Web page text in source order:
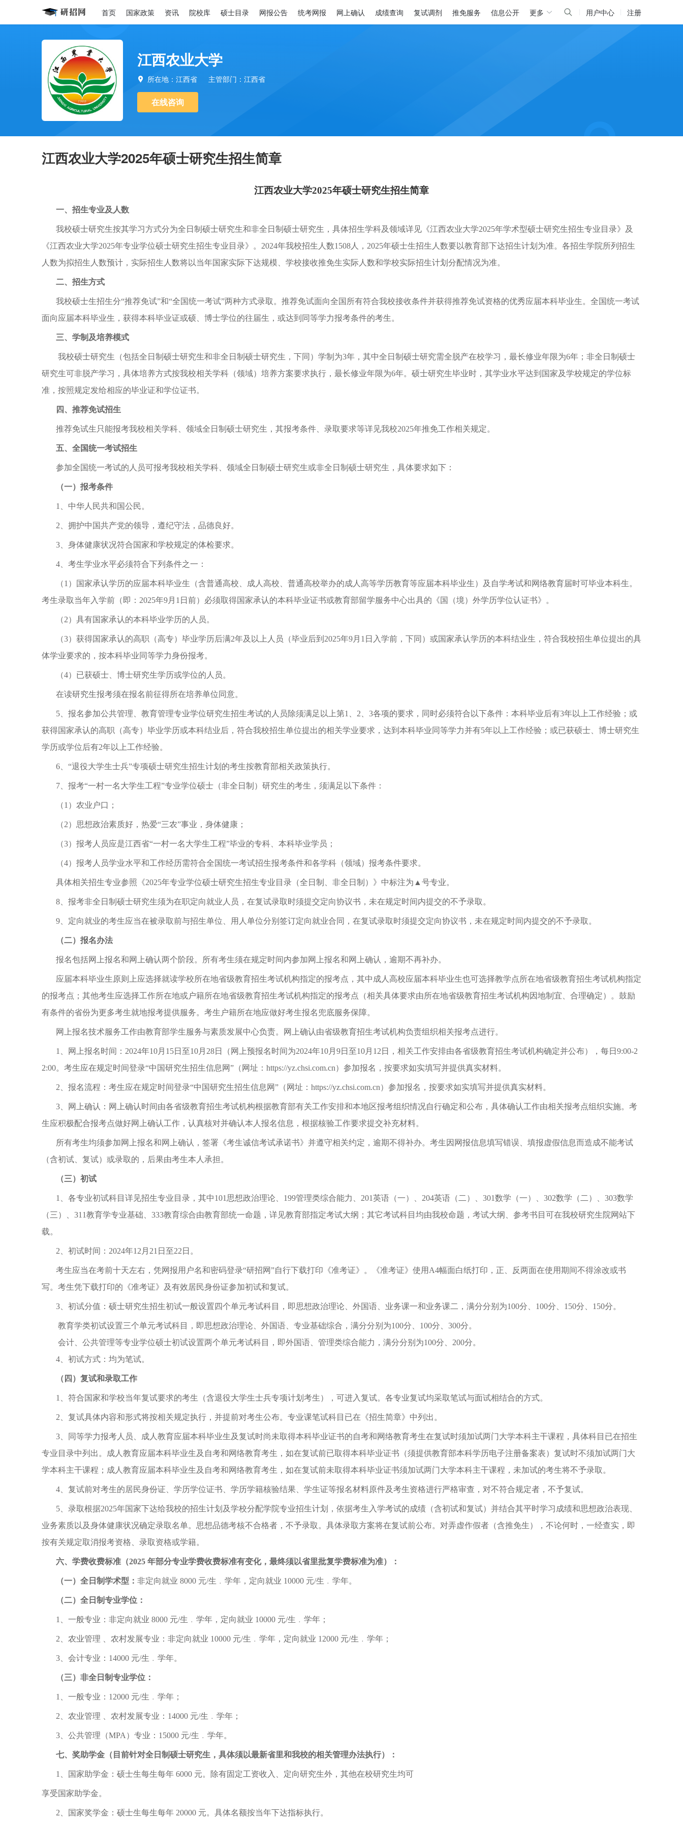
首页 国家政策 资讯 院校库 硕士目录 网报公告 统考网报 网上确认 成绩查询 复试调剂 推免服务 信息公开 更多 用户中心 注册
江西农业大学
 所在地：江西省 主管部门：江西省
在线咨询
江西农业大学2025年硕士研究生招生简章
江西农业大学2025年硕士研究生招生简章
一、招生专业及人数
我校硕士研究生按其学习方式分为全日制硕士研究生和非全日制硕士研究生，具体招生学科及领域详见《江西农业大学2025年学术型硕士研究生招生专业目录》及
《江西农业大学2025年专业学位硕士研究生招生专业目录》。2024年我校招生人数1508人，2025年硕士生招生人数要以教育部下达招生计划为准。各招生学院所列招生
人数为拟招生人数预计，实际招生人数将以当年国家实际下达规模、学校接收推免生实际人数和学校实际招生计划分配情况为准。
二、招生方式
我校硕士生招生分“推荐免试”和“全国统一考试”两种方式录取。推荐免试面向全国所有符合我校接收条件并获得推荐免试资格的优秀应届本科毕业生。全国统一考试
面向应届本科毕业生，获得本科毕业证或硕、博士学位的往届生，或达到同等学力报考条件的考生。
三、学制及培养模式
我校硕士研究生（包括全日制硕士研究生和非全日制硕士研究生，下同）学制为3年，其中全日制硕士研究需全脱产在校学习，最长修业年限为6年；非全日制硕士
研究生可非脱产学习，具体培养方式按我校相关学科（领域）培养方案要求执行，最长修业年限为6年。硕士研究生毕业时，其学业水平达到国家及学校规定的学位标
准，按照规定发给相应的毕业证和学位证书。
四、推荐免试招生
推荐免试生只能报考我校相关学科、领域全日制硕士研究生，其报考条件、录取要求等详见我校2025年推免工作相关规定。
五、全国统一考试招生
参加全国统一考试的人员可报考我校相关学科、领域全日制硕士研究生或非全日制硕士研究生，具体要求如下：
（一）报考条件
1、中华人民共和国公民。
2、拥护中国共产党的领导，遵纪守法，品德良好。
3、身体健康状况符合国家和学校规定的体检要求。
4、考生学业水平必须符合下列条件之一：
（1）国家承认学历的应届本科毕业生（含普通高校、成人高校、普通高校举办的成人高等学历教育等应届本科毕业生）及自学考试和网络教育届时可毕业本科生。
考生录取当年入学前（即：2025年9月1日前）必须取得国家承认的本科毕业证书或教育部留学服务中心出具的《国（境）外学历学位认证书》。
（2）具有国家承认的本科毕业学历的人员。
（3）获得国家承认的高职（高专）毕业学历后满2年及以上人员（毕业后到2025年9月1日入学前，下同）或国家承认学历的本科结业生，符合我校招生单位提出的具
体学业要求的，按本科毕业同等学力身份报考。
（4）已获硕士、博士研究生学历或学位的人员。
在读研究生报考须在报名前征得所在培养单位同意。
5、报名参加公共管理、教育管理专业学位研究生招生考试的人员除须满足以上第1、2、3各项的要求，同时必须符合以下条件：本科毕业后有3年以上工作经验；或
获得国家承认的高职（高专）毕业学历或本科结业后，符合我校招生单位提出的相关学业要求，达到本科毕业同等学力并有5年以上工作经验；或已获硕士、博士研究生
学历或学位后有2年以上工作经验。
6、“退役大学生士兵”专项硕士研究生招生计划的考生按教育部相关政策执行。
7、报考“一村一名大学生工程”专业学位硕士（非全日制）研究生的考生，须满足以下条件：
（1）农业户口；
（2）思想政治素质好，热爱“三农”事业，身体健康；
（3）报考人员应是江西省“一村一名大学生工程”毕业的专科、本科毕业学员；
（4）报考人员学业水平和工作经历需符合全国统一考试招生报考条件和各学科（领域）报考条件要求。
具体相关招生专业参照《2025年专业学位硕士研究生招生专业目录（全日制、非全日制）》中标注为▲号专业。
8、报考非全日制硕士研究生须为在职定向就业人员，在复试录取时须提交定向协议书，未在规定时间内提交的不予录取。
9、定向就业的考生应当在被录取前与招生单位、用人单位分别签订定向就业合同，在复试录取时须提交定向协议书，未在规定时间内提交的不予录取。
（二）报名办法
报名包括网上报名和网上确认两个阶段。所有考生须在规定时间内参加网上报名和网上确认，逾期不再补办。
应届本科毕业生原则上应选择就读学校所在地省级教育招生考试机构指定的报考点，其中成人高校应届本科毕业生也可选择教学点所在地省级教育招生考试机构指定
的报考点；其他考生应选择工作所在地或户籍所在地省级教育招生考试机构指定的报考点（相关具体要求由所在地省级教育招生考试机构因地制宜、合理确定）。鼓励
有条件的省份为更多考生就地报考提供服务。考生户籍所在地应做好考生报名兜底服务保障。
网上报名技术服务工作由教育部学生服务与素质发展中心负责。网上确认由省级教育招生考试机构负责组织相关报考点进行。
1、网上报名时间：2024年10月15日至10月28日（网上预报名时间为2024年10月9日至10月12日，相关工作安排由各省级教育招生考试机构确定并公布），每日9:00-2
2:00。考生应在规定时间登录“中国研究生招生信息网”（网址：https://yz.chsi.com.cn）参加报名，按要求如实填写并提供真实材料。
2、报名流程：考生应在规定时间登录“中国研究生招生信息网”（网址：https://yz.chsi.com.cn）参加报名，按要求如实填写并提供真实材料。
3、网上确认：网上确认时间由各省级教育招生考试机构根据教育部有关工作安排和本地区报考组织情况自行确定和公布，具体确认工作由相关报考点组织实施。考
生应积极配合报考点做好网上确认工作，认真核对并确认本人报名信息，根据核验工作要求提交补充材料。
所有考生均须参加网上报名和网上确认，签署《考生诚信考试承诺书》并遵守相关约定，逾期不得补办。考生因网报信息填写错误、填报虚假信息而造成不能考试
（含初试、复试）或录取的，后果由考生本人承担。
（三）初试
1、各专业初试科目详见招生专业目录，其中101思想政治理论、199管理类综合能力、201英语（一）、204英语（二）、301数学（一）、302数学（二）、303数学
（三）、311教育学专业基础、333教育综合由教育部统一命题，详见教育部指定考试大纲；其它考试科目均由我校命题，考试大纲、参考书目可在我校研究生院网站下
载。
2、初试时间：2024年12月21日至22日。
考生应当在考前十天左右，凭网报用户名和密码登录“研招网”自行下载打印《准考证》。《准考证》使用A4幅面白纸打印，正、反两面在使用期间不得涂改或书
写。考生凭下载打印的《准考证》及有效居民身份证参加初试和复试。
3、初试分值：硕士研究生招生初试一般设置四个单元考试科目，即思想政治理论、外国语、业务课一和业务课二，满分分别为100分、100分、150分、150分。
教育学类初试设置三个单元考试科目，即思想政治理论、外国语、专业基础综合，满分分别为100分、100分、300分。
会计、公共管理等专业学位硕士初试设置两个单元考试科目，即外国语、管理类综合能力，满分分别为100分、200分。
4、初试方式：均为笔试。
（四）复试和录取工作
1、符合国家和学校当年复试要求的考生（含退役大学生士兵专项计划考生），可进入复试。各专业复试均采取笔试与面试相结合的方式。
2、复试具体内容和形式将按相关规定执行，并提前对考生公布。专业课笔试科目已在《招生简章》中列出。
3、同等学力报考人员、成人教育应届本科毕业生及复试时尚未取得本科毕业证书的自考和网络教育考生在复试时须加试两门大学本科主干课程，具体科目已在招生
专业目录中列出。成人教育应届本科毕业生及自考和网络教育考生，如在复试前已取得本科毕业证书（须提供教育部本科学历电子注册备案表）复试时不须加试两门大
学本科主干课程；成人教育应届本科毕业生及自考和网络教育考生，如在复试前未取得本科毕业证书须加试两门大学本科主干课程，未加试的考生将不予录取。
4、复试前对考生的居民身份证、学历学位证书、学历学籍核验结果、学生证等报名材料原件及考生资格进行严格审查，对不符合规定者，不予复试。
5、录取根据2025年国家下达给我校的招生计划及学校分配学院专业招生计划，依据考生入学考试的成绩（含初试和复试）并结合其平时学习成绩和思想政治表现、
业务素质以及身体健康状况确定录取名单。思想品德考核不合格者，不予录取。具体录取方案将在复试前公布。对弄虚作假者（含推免生），不论何时，一经查实，即
按有关规定取消报考资格、录取资格或学籍。
六、学费收费标准（2025 年部分专业学费收费标准有变化，最终须以省里批复学费标准为准）：
（一）全日制学术型： 非定向就业 8000 元/生﹒学年，定向就业 10000 元/生﹒学年。
（二）全日制专业学位：
1、一般专业：非定向就业 8000 元/生﹒学年，定向就业 10000 元/生﹒学年；
2、农业管理 、农村发展专业：非定向就业 10000 元/生﹒学年，定向就业 12000 元/生﹒学年；
3、会计专业：14000 元/生﹒学年。
（三）非全日制专业学位：
1、一般专业：12000 元/生﹒学年；
2、农业管理 、农村发展专业：14000 元/生﹒学年；
3、公共管理（MPA）专业：15000 元/生﹒学年。
七、奖助学金（目前针对全日制硕士研究生，具体须以最新省里和我校的相关管理办法执行）：
1、国家助学金：硕士生每生每年 6000 元。除有固定工资收入、定向研究生外，其他在校研究生均可
享受国家助学金。
2、国家奖学金：硕士生每生每年 20000 元。具体名额按当年下达指标执行。